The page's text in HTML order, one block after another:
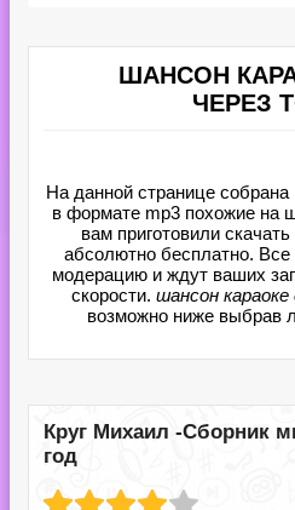
ШАНСОН
ЧЕРЕЗ
На данной странице собрана
в формате mp3 похожие на
вам приготовили
абсолютно бесплатно.
модерацию и ждут ваших
скорости. шансон
возможно ниже выбрав
Круг Михаил -Сборник
год